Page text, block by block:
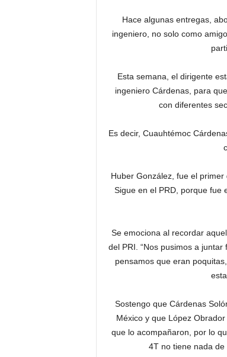
Hace algunas entregas,
ingeniero, no solo como
Esta semana, el dirigente
ingeniero Cárdenas, para
con diferentes
Es decir, Cuauhtémoc
Huber González, fue el
Sigue en el PRD, porque fue
Se emociona al recordar
del PRI. “Nos pusimos a
pensamos que eran
Sostengo que Cárdenas
México y que López
que lo acompañaron, por lo
4T no tiene nada